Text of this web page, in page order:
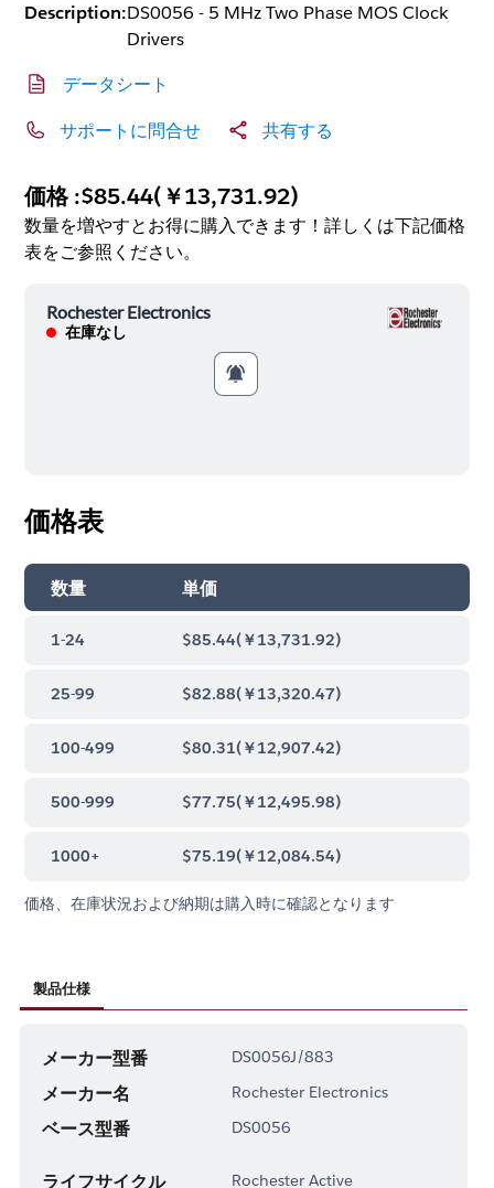
Description:DS0056 - 5 MHz Two Phase MOS Clock
Drivers
データシート
サポートに問合せ 共有する
価格 :$85.44(￥13,731.92)
数量を増やすとお得に購入できます！詳しくは下記価格
表をご参照ください。
Rochester Electronics
在庫なし
価格表
数量 単価
1-24 $85.44(￥13,731.92)
25-99 $82.88(￥13,320.47)
100-499 $80.31(￥12,907.42)
500-999 $77.75(￥12,495.98)
1000+ $75.19(￥12,084.54)
価格、在庫状況および納期は購入時に確認となります
製品仕様
メーカー型番 DS0056J/883
メーカー名 Rochester Electronics
ベース型番 DS0056
ライフサイクル Rochester Active